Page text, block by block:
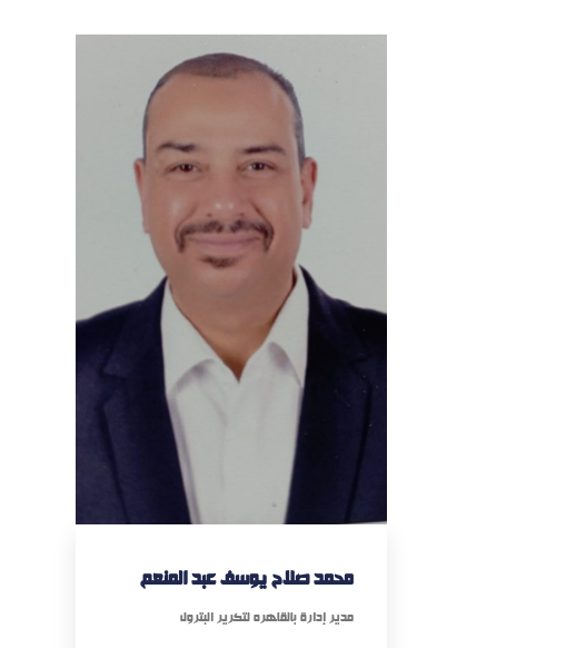
محمد صلاح يوسف عبد المنعم
مدير إدارة بالقاهره لتكرير البترول